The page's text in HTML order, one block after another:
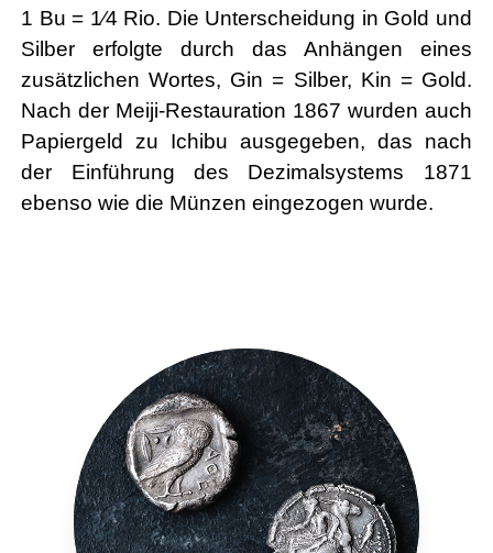
1 Bu = 1⁄4 Rio. Die Unterscheidung in Gold und
Silber erfolgte durch das Anhängen eines
zusätzlichen Wortes, Gin = Silber, Kin = Gold.
Nach der Meiji-Restauration 1867 wurden auch
Papiergeld zu Ichibu ausgegeben, das nach
der Einführung des Dezimalsystems 1871
ebenso wie die Münzen eingezogen wurde.